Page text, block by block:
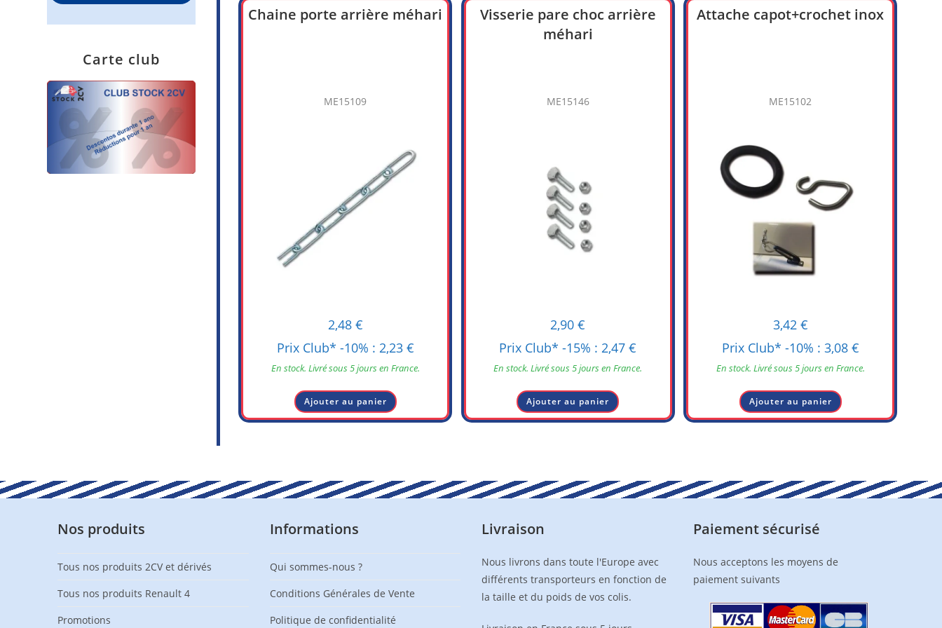
Chaine porte arrière méhari
ME15109
2,48 €
Prix Club* -10% : 2,23 €
En stock. Livré sous 5 jours en France.
Ajouter au panier
Visserie pare choc arrière
méhari
ME15146
2,90€
Prix Club* -15% : 2,47€
En stock. Livré sous 5 jours en France.
Ajouter au panier
Attache capot+crochet inox
ME15102
3,42 €
Prix Club* -10% : 3,08 €
En stock. Livré sous 5 jours en France.
Ajouter au panier
Carte club
Nos produits
Tous nos produits 2CV et dérivés
Tous nos produits Renault 4
Promotions
Informations
Qui sommes-nous ?
Conditions Générales de Vente
Politique de confidentialité
Livraison
Nous livrons dans toute l'Europe avec
différents transporteurs en fonction de
la taille et du poids de vos colis.
Paiement sécurisé
Nous acceptons les moyens de
paiement suivants